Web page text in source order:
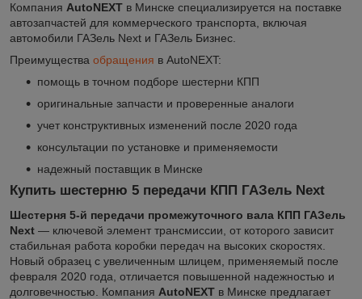
Компания AutoNEXT в Минске специализируется на поставке
автозапчастей для коммерческого транспорта, включая
автомобили ГАЗель Next и ГАЗель Бизнес.
Преимущества обращения в AutoNEXT:
помощь в точном подборе шестерни КПП
оригинальные запчасти и проверенные аналоги
учет конструктивных изменений после 2020 года
консультации по установке и применяемости
надежный поставщик в Минске
Купить шестерню 5 передачи КПП ГАЗель Next
Шестерня 5-й передачи промежуточного вала КПП ГАЗель
Next — ключевой элемент трансмиссии, от которого зависит
стабильная работа коробки передач на высоких скоростях.
Новый образец с увеличенным шлицем, применяемый после
февраля 2020 года, отличается повышенной надежностью и
долговечностью. Компания AutoNEXT в Минске предлагает